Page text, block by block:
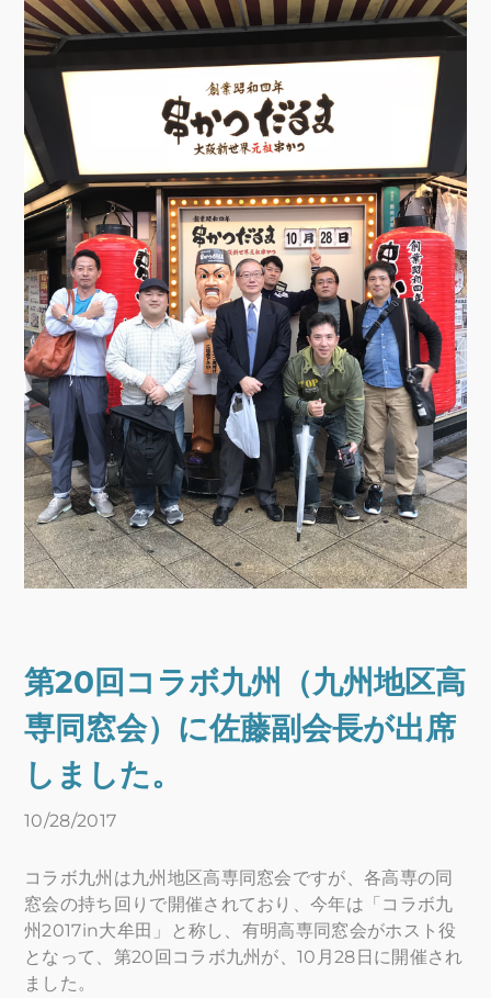
第20回コラボ九州（九州地区高
専同窓会）に佐藤副会長が出席
しました。
10/28/2017
​コラボ九州は九州地区高専同窓会ですが、各高専の同
窓会の持ち回りで開催されており、今年は「コラボ九
州2017in大牟田」と称し、有明高専同窓会がホスト役
となって、第20回コラボ九州が、10月28日に開催され
ました。